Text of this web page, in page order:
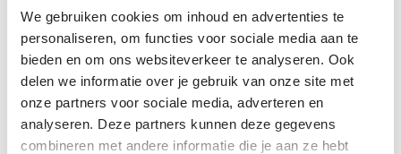
We gebruiken cookies om inhoud en advertenties te
personaliseren, om functies voor sociale media aan te
bieden en om ons websiteverkeer te analyseren. Ook
delen we informatie over je gebruik van onze site met
onze partners voor sociale media, adverteren en
analyseren. Deze partners kunnen deze gegevens
combineren met andere informatie die je aan ze hebt
Stopfles met adder en hazelworm
Komt voor in